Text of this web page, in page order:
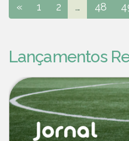
« 1 2 ... 48
Lançamentos